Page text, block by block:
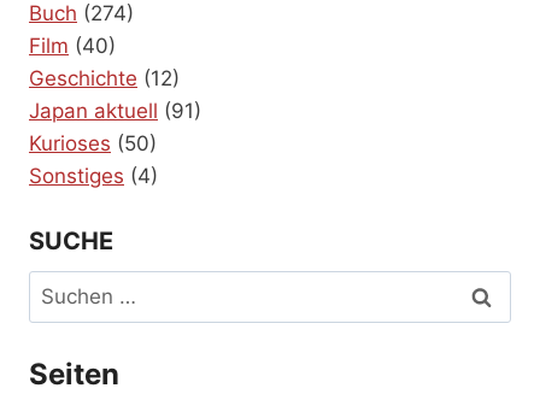
Buch (274)
Film (40)
Geschichte (12)
Japan aktuell (91)
Kurioses (50)
Sonstiges (4)
SUCHE
Suchen
nach:
Seiten